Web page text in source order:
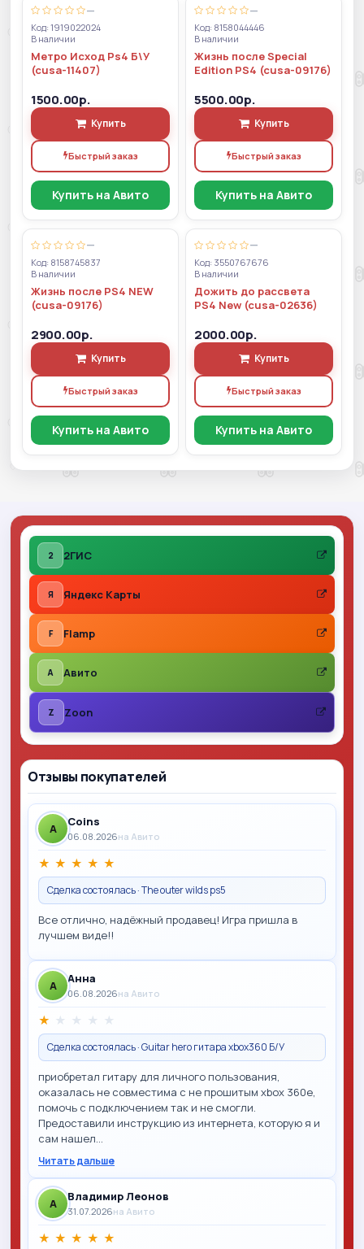
—
Код: 1919022024
В наличии
Метро Исход Ps4 Б\У
(cusa-11407)
1500.00р.
Купить
Быстрый заказ
Купить на Авито
—
Код: 8158044446
В наличии
Жизнь после Special
Edition PS4 (cusa-09176)
5500.00р.
Купить
Быстрый заказ
Купить на Авито
—
Код: 8158745837
В наличии
Жизнь после PS4 NEW
(cusa-09176)
2900.00р.
Купить
Быстрый заказ
Купить на Авито
—
Код: 3550767676
В наличии
Дожить до рассвета
PS4 New (cusa-02636)
2000.00р.
Купить
Быстрый заказ
Купить на Авито
Отзывы покупателей
A Coins
06.08.2026на Авито
★ ★ ★ ★ ★
Сделка состоялась · The outer wilds ps5
Все отлично, надёжный продавец! Игра пришла в
лучшем виде!!
A Анна
06.08.2026на Авито
★ ★ ★ ★ ★
Сделка состоялась · Guitar hero гитара xbox360 Б/У
приобретал гитару для личного пользования,
оказалась не совместима с не прошитым xbox 360e,
помочь с подключением так и не смогли.
Предоставили инструкцию из интернета, которую я и
сам нашел…
Читать дальше
A Владимир Леонов
31.07.2026на Авито
★ ★ ★ ★ ★
2 2ГИС
Я Яндекс Карты
F Flamp
A Авито
Z Zoon